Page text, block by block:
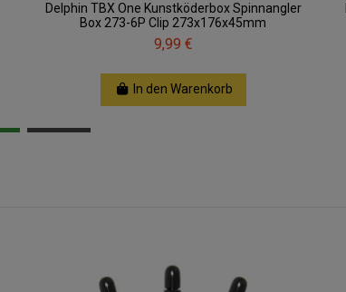
Delphin TBX One Kunstköderbox Spinnangler
Box 273-6P Clip 273x176x45mm
9,99 €
In den Warenkorb